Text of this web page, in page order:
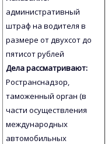
административный
штраф на водителя в
размере от двухсот до
пятисот рублей
Дела рассматривают:
Ространснадзор,
таможенный орган (в
части осуществления
международных
автомобильных